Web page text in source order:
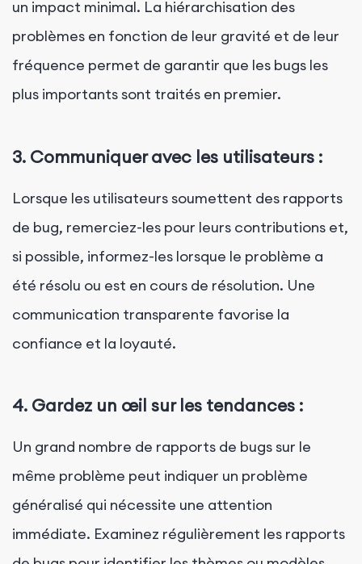
un impact minimal. La hiérarchisation des
problèmes en fonction de leur gravité et de leur
fréquence permet de garantir que les bugs les
plus importants sont traités en premier.
3. Communiquer avec les utilisateurs :
Lorsque les utilisateurs soumettent des rapports
de bug, remerciez-les pour leurs contributions et,
si possible, informez-les lorsque le problème a
été résolu ou est en cours de résolution. Une
communication transparente favorise la
confiance et la loyauté.
4. Gardez un œil sur les tendances :
Un grand nombre de rapports de bugs sur le
même problème peut indiquer un problème
généralisé qui nécessite une attention
immédiate. Examinez régulièrement les rapports